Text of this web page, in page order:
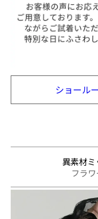
ショール
異素材
フラ